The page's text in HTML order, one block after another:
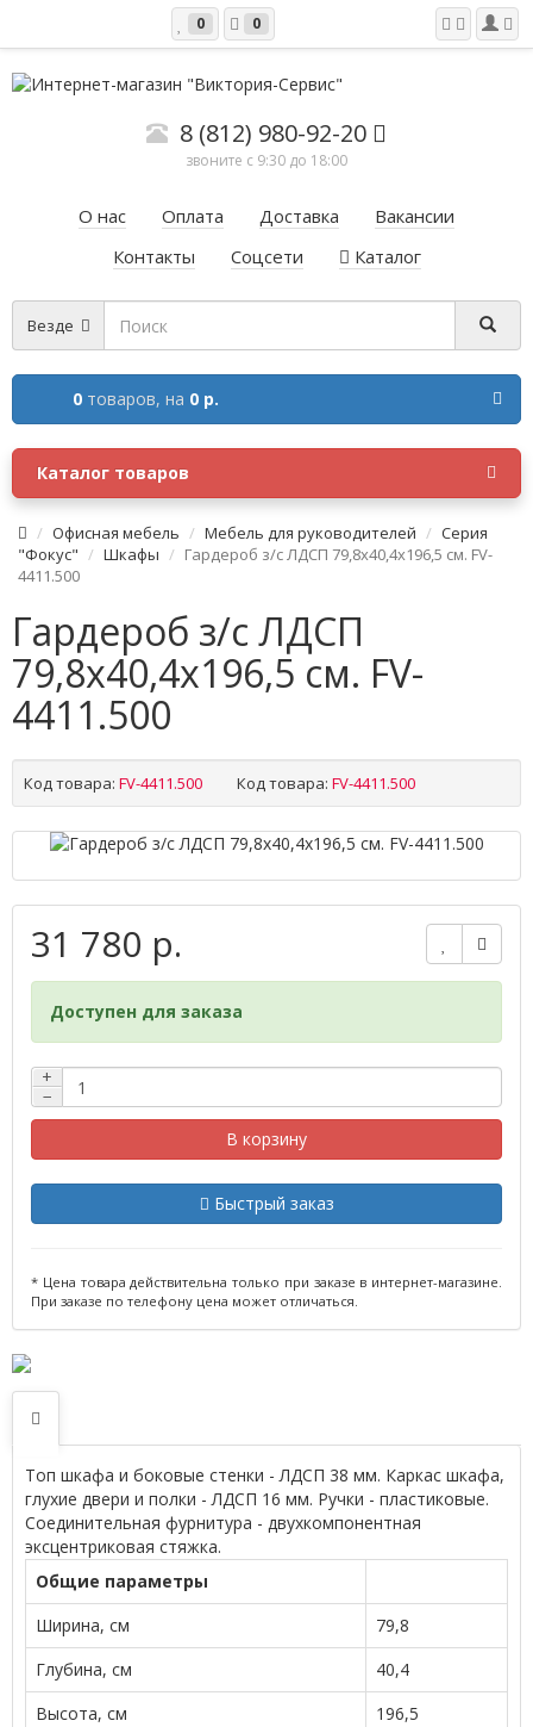
0 0
8 (812) 980-92-20
звоните с 9:30 до 18:00
О нас Оплата Доставка
Вакансии
Контакты
Соцсети Каталог
Везде
0 товаров, на 0 р.
Каталог товаров
Офисная мебель Мебель для руководителей
Серия
"Фокус"
Шкафы
Гардероб з/с ЛДСП 79,8х40,4х196,5 см. FV-
4411.500
Гардероб з/с ЛДСП
79,8х40,4х196,5 см. FV-
4411.500
Код товара: FV-4411.500 Код товара: FV-4411.500
31 780 р.
Доступен для заказа
+
−
В корзину
Быстрый заказ
* Цена товара действительна только при заказе в интернет-магазине.
При заказе по телефону цена может отличаться.
Топ шкафа и боковые стенки - ЛДСП 38 мм. Каркас шкафа,
глухие двери и полки - ЛДСП 16 мм. Ручки - пластиковые.
Соединительная фурнитура - двухкомпонентная
эксцентриковая стяжка.
Общие параметры
Ширина, см
79,8
Глубина, см
40,4
Высота, см
196,5